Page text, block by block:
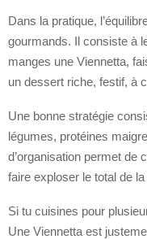
Dans la pratique,
gourmands. Il consiste à
manges une Viennetta,
un dessert riche, festif, à
Une bonne stratégie
légumes, protéines
d’organisation permet de
faire exploser le total de la
Si tu cuisines pour
Une Viennetta est